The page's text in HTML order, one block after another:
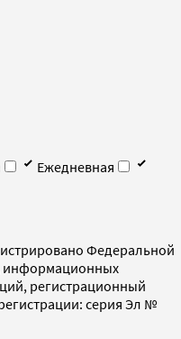
Ежедневная
Федеральной
информационных
регистрационный
серия Эл №